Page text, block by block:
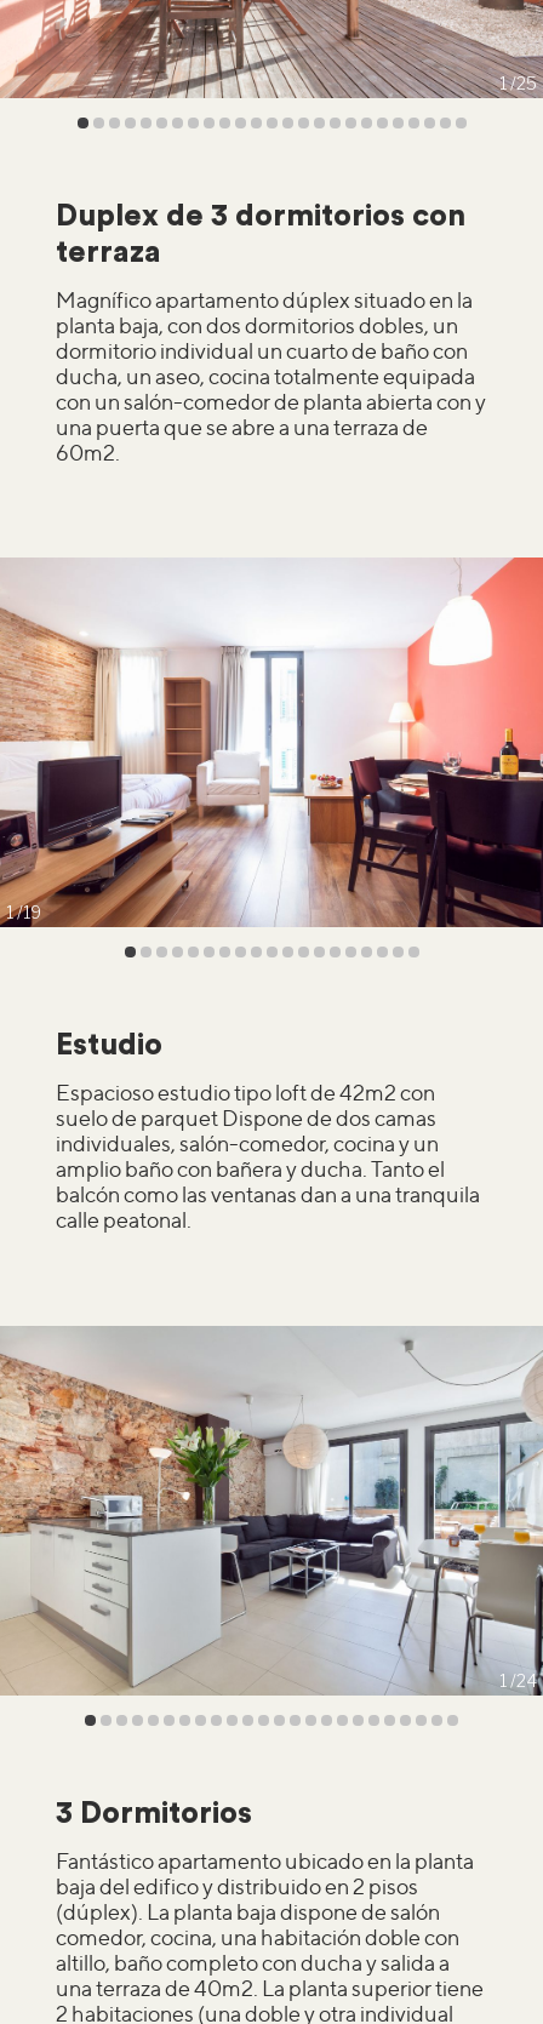
1 25
Duplex de 3 dormitorios con
terraza
Magnífico apartamento dúplex situado en la
planta baja, con dos dormitorios dobles, un
dormitorio individual un cuarto de baño con
ducha, un aseo, cocina totalmente equipada
con un salón-comedor de planta abierta con y
una puerta que se abre a una terraza de
60m2.
1 19
Estudio
Espacioso estudio tipo loft de 42m2 con
suelo de parquet Dispone de dos camas
individuales, salón-comedor, cocina y un
amplio baño con bañera y ducha. Tanto el
balcón como las ventanas dan a una tranquila
calle peatonal.
1 24
3 Dormitorios
Fantástico apartamento ubicado en la planta
baja del edifico y distribuido en 2 pisos
(dúplex). La planta baja dispone de salón
comedor, cocina, una habitación doble con
altillo, baño completo con ducha y salida a
una terraza de 40m2. La planta superior tiene
2 habitaciones (una doble y otra individual